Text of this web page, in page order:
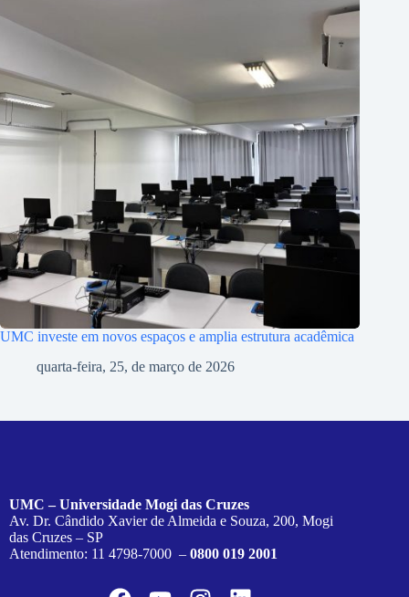
UMC investe em novos espaços e amplia estrutura acadêmica
quarta-feira, 25, de março de 2026
UMC – Universidade Mogi das Cruzes
Av. Dr. Cândido Xavier de Almeida e Souza, 200, Mogi
das Cruzes – SP
Atendimento: 11 4798-7000 – 0800 019 2001